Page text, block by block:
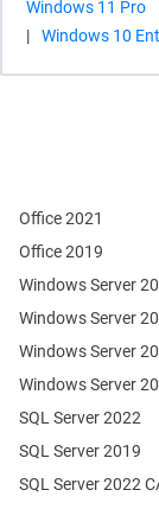
Windows 11 Pro
|
Windows 10
Office 2021
Office 2019
Windows Server
Windows Server
SQL Server 2022
SQL Server 2019
Windows Server
Windows Server
SQL Server 2022